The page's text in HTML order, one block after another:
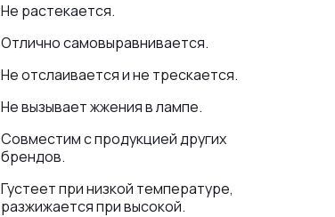
Не растекается.
Отлично самовыравнивается.
Не отслаивается и не трескается.
Не вызывает жжения в лампе.
Совместим с продукцией других
брендов.
Густеет при низкой температуре,
разжижается при высокой.